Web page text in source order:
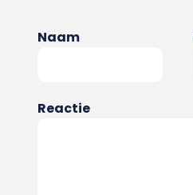
Naam
Reactie